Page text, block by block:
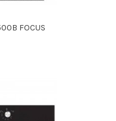
FOCUS